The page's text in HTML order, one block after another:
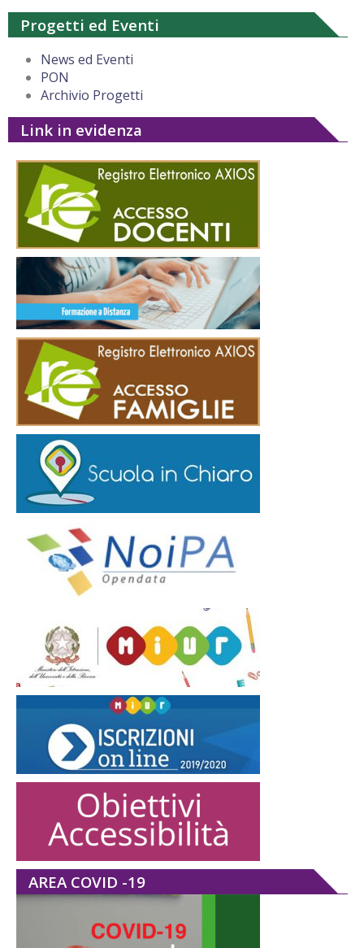
Progetti ed Eventi
News ed Eventi
PON
Archivio Progetti
Link in evidenza
AREA COVID -19